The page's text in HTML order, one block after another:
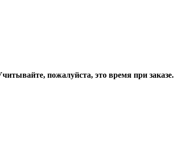
пожалуйста, это время при заказе.